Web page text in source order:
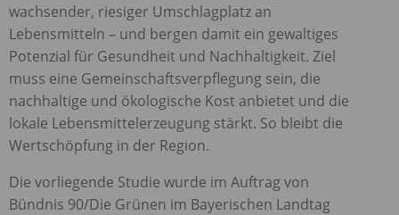
wachsender, riesiger Umschlagplatz an
Lebensmitteln – und bergen damit ein gewaltiges
Potenzial für Gesundheit und Nachhaltigkeit. Ziel
muss eine Gemeinschaftsverpflegung sein, die
nachhaltige und ökologische Kost anbietet und die
lokale Lebensmittelerzeugung stärkt. So bleibt die
Wertschöpfung in der Region.
Die vorliegende Studie wurde im Auftrag von
Bündnis 90/Die Grünen im Bayerischen Landtag